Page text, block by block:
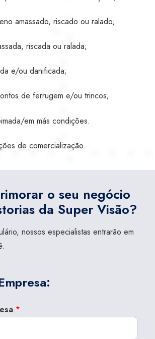
amassado, riscado ou ralado;
riscada ou ralada;
e/ou danificada;
de ferrugem e/ou trincos;
em más condições.
de comercialização.
o seu negócio
da Super Visão?
nossos especialistas entrarão em
*